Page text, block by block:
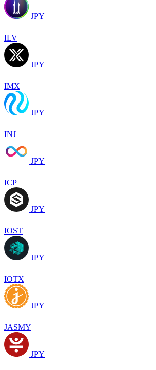
JPY
ILV
JPY
IMX
JPY
INJ
JPY
ICP
JPY
IOST
JPY
IOTX
JPY
JASMY
JPY